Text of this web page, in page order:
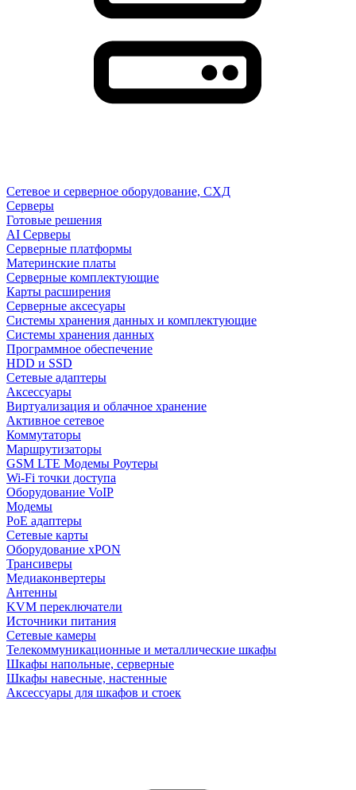
Сетевое и серверное оборудование, СХД
Cерверы
Готовые решения
AI Серверы
Серверные платформы
Материнские платы
Серверные комплектующие
Карты расширения
Серверные аксесуары
Системы хранения данных и комплектующие
Системы хранения данных
Программное обеспечение
HDD и SSD
Сетевые адаптеры
Аксессуары
Виртуализация и облачное хранение
Активное сетевое
Коммутаторы
Маршрутизаторы
GSM LTE Модемы Роутеры
Wi-Fi точки доступа
Оборудование VoIP
Модемы
PoE адаптеры
Сетевые карты
Оборудование xPON
Трансиверы
Медиаконвертеры
Антенны
KVM переключатели
Источники питания
Сетевые камеры
Телекоммуникационные и металлические шкафы
Шкафы напольные, серверные
Шкафы навесные, настенные
Аксессуары для шкафов и стоек